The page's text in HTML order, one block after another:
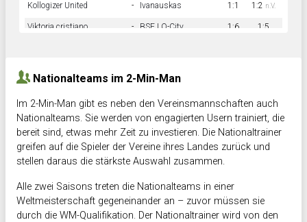
Kollogizer United - Ivanauskas 1:1 1:2 n.V.
Viktoria cristiano - BSF LO-City 1:6 1:5
Nationalteams im 2-Min-Man
Im 2-Min-Man gibt es neben den Vereinsmannschaften auch
Nationalteams. Sie werden von engagierten Usern trainiert, die
bereit sind, etwas mehr Zeit zu investieren. Die Nationaltrainer
greifen auf die Spieler der Vereine ihres Landes zurück und
stellen daraus die stärkste Auswahl zusammen.
Alle zwei Saisons treten die Nationalteams in einer
Weltmeisterschaft gegeneinander an – zuvor müssen sie
durch die WM-Qualifikation. Der Nationaltrainer wird von den